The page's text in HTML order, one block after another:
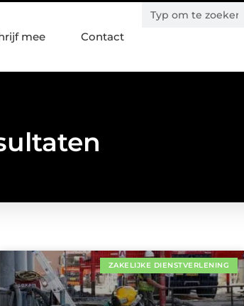
mee Contact
ZAKELIJKE DIENSTVERLENING